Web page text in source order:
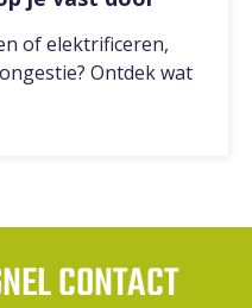
of elektrificeren,
Ontdek wat
CONTACT